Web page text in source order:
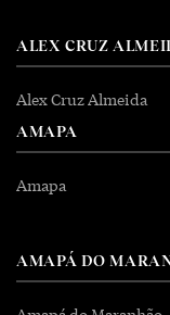
ALEX CRUZ
Alex Cruz Almeida
AMAPA
Amapa
AMAPÁ DO